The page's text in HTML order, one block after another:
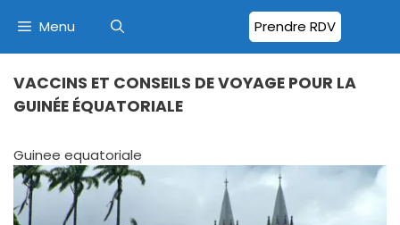
Prendre RDV
Menu
VACCINS ET CONSEILS DE VOYAGE POUR LA
GUINÉE ÉQUATORIALE
Guinee equatoriale